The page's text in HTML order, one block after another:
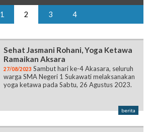
1 2 3 4
Sehat Jasmani Rohani, Yoga Ketawa
Ramaikan Aksara
27/08/2023 Sambut hari ke-4 Akasara, seluruh
warga SMA Negeri 1 Sukawati melaksanakan
yoga ketawa pada Sabtu, 26 Agustus 2023.
berita